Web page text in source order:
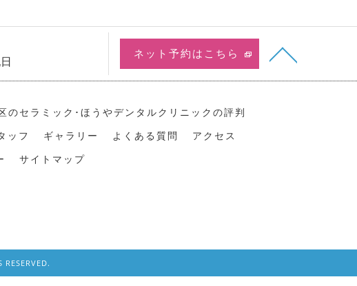
ネット予約はこちら
のセラミック･ほうやデンタルクリニックの評判
ッフ ギャラリー よくある質問
アクセス
サイトマップ